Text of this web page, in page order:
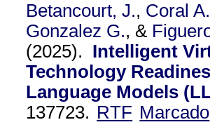
Betancourt, J., Coral A.
Gonzalez G., &
(2025). Intelligent
Technology
Language Models
137723. RTF Marcado